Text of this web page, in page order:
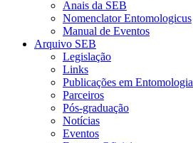
Anais da SEB
Nomenclator Entomologicus
Manual de Eventos
Arquivo SEB
Legislação
Links
Publicações em Entomologia
Parceiros
Pós-graduação
Notícias
Eventos